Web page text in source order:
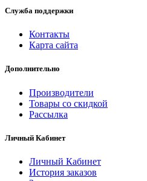
Служба поддержки
Контакты
Карта сайта
Дополнительно
Производители
Товары со скидкой
Рассылка
Личный Кабинет
Личный Кабинет
История заказов